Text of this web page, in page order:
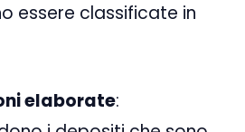
essere classificate in
elaborate: